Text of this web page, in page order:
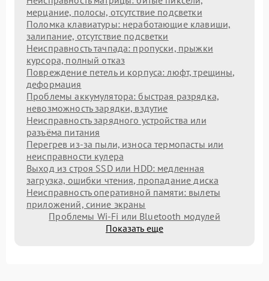
мерцание, полосы, отсутствие подсветки
Поломка клавиатуры: неработающие клавиши,
залипание, отсутствие подсветки
Неисправность тачпада: пропуски, прыжки
курсора, полный отказ
Повреждение петель и корпуса: люфт, трещины,
деформация
Проблемы аккумулятора: быстрая разрядка,
невозможность зарядки, вздутие
Неисправность зарядного устройства или
разъёма питания
Перегрев из‑за пыли, износа термопасты или
неисправности кулера
Выход из строя SSD или HDD: медленная
загрузка, ошибки чтения, пропадание диска
Неисправность оперативной памяти: вылеты
приложений, синие экраны
Проблемы Wi‑Fi или Bluetooth модулей
Показать еще